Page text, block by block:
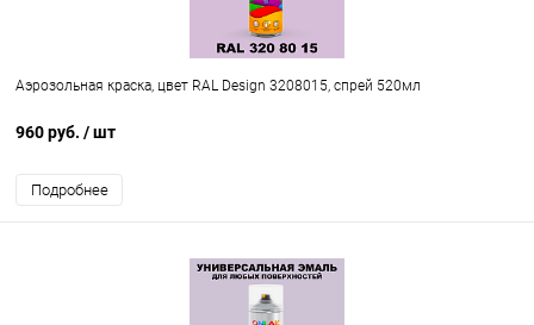
Аэрозольная краска, цвет RAL Design 3208015, спрей 520мл
960 руб. / шт
Подробнее